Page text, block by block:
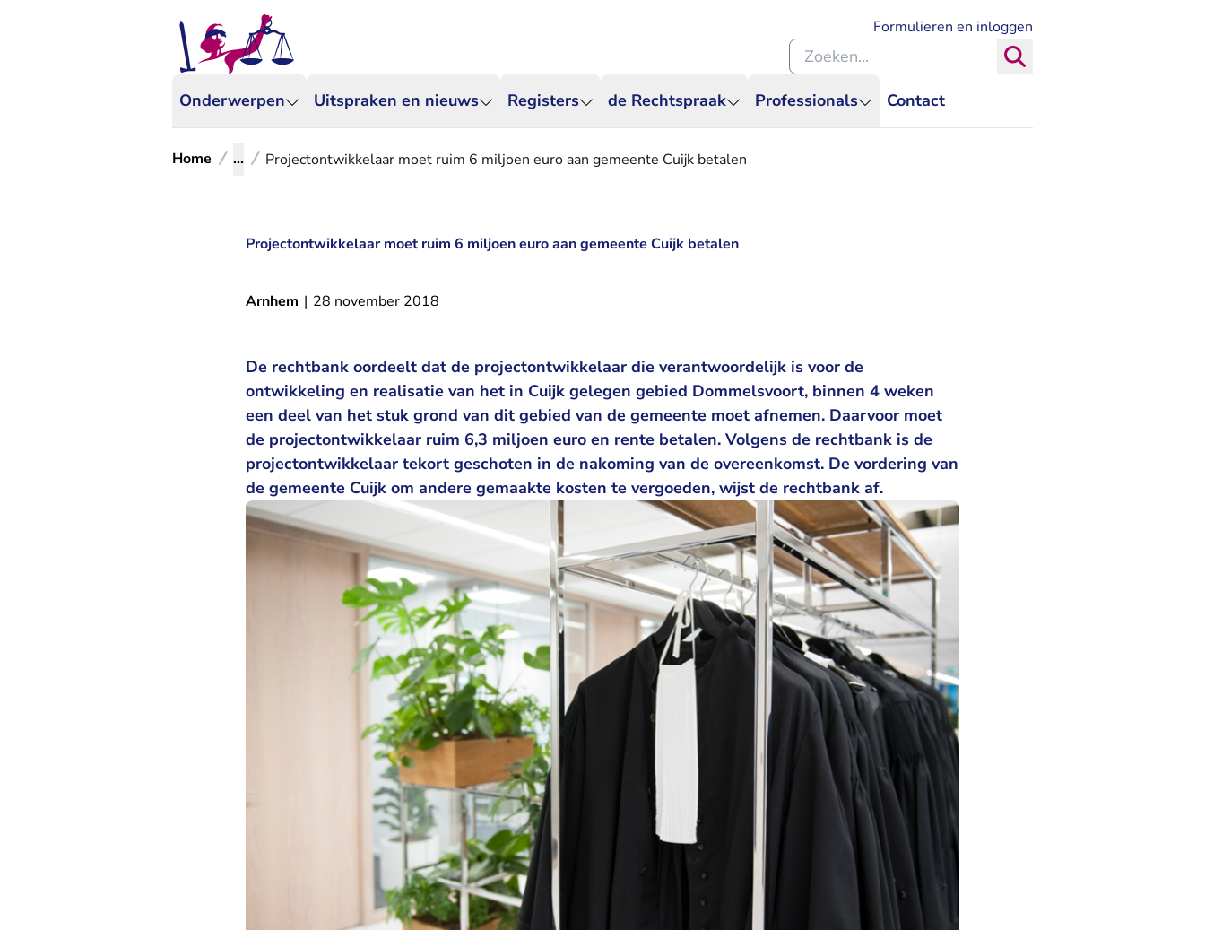
Onderwerpen Uitspraken en nieuws Registers de Rechtspraak Professionals Contact
Formulieren en inloggen
Zoeken binnen de Rechtspraak
Home ... Projectontwikkelaar moet ruim 6 miljoen euro aan gemeente Cuijk betalen
Projectontwikkelaar moet ruim 6 miljoen euro aan gemeente Cuijk betalen
Arnhem | 28 november 2018
De rechtbank oordeelt dat de projectontwikkelaar die verantwoordelijk is voor de
ontwikkeling en realisatie van het in Cuijk gelegen gebied Dommelsvoort, binnen 4 weken
een deel van het stuk grond van dit gebied van de gemeente moet afnemen. Daarvoor moet
de projectontwikkelaar ruim 6,3 miljoen euro en rente betalen. Volgens de rechtbank is de
projectontwikkelaar tekort geschoten in de nakoming van de overeenkomst. De vordering van
de gemeente Cuijk om andere gemaakte kosten te vergoeden, wijst de rechtbank af.